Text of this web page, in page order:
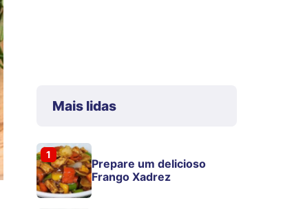
Mais lidas
1
Prepare um delicioso
Frango Xadrez